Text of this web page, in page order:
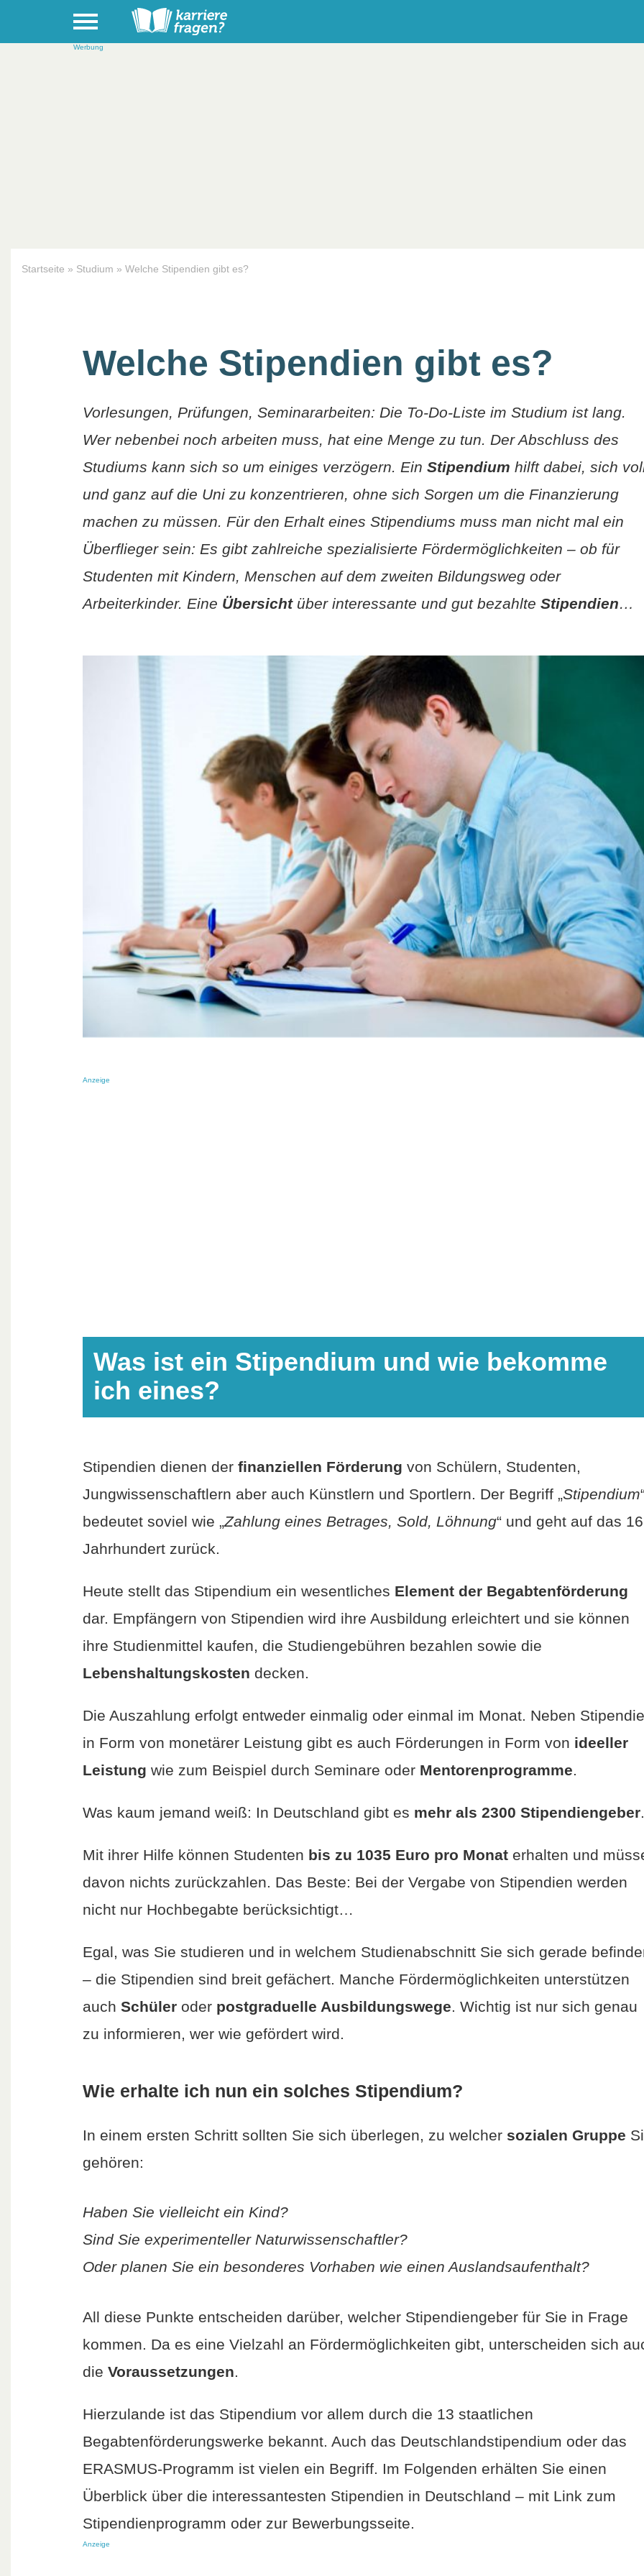
Werbung
Startseite » Studium » Welche Stipendien gibt es?
Welche Stipendien gibt es?
Vorlesungen, Prüfungen, Seminararbeiten: Die To-Do-Liste im Studium ist lang.
Wer nebenbei noch arbeiten muss, hat eine Menge zu tun. Der Abschluss des
Studiums kann sich so um einiges verzögern. Ein Stipendium hilft dabei, sich
und ganz auf die Uni zu konzentrieren, ohne sich Sorgen um die Finanzierung
machen zu müssen. Für den Erhalt eines Stipendiums muss man nicht mal ein
Überflieger sein: Es gibt zahlreiche spezialisierte Fördermöglichkeiten – ob für
Studenten mit Kindern, Menschen auf dem zweiten Bildungsweg oder
Arbeiterkinder. Eine Übersichtüber interessante und gut bezahlte Stipendien…
Anzeige
Was ist ein Stipendium und wie bekomme
ich eines?
Stipendien dienen der finanziellen Förderung von Schülern, Studenten,
Jungwissenschaftlern aber auch Künstlern und Sportlern. Der Begriff „Stipendium
bedeutet soviel wie „Zahlung eines Betrages, Sold, Löhnung“ und geht auf das
Jahrhundert zurück.
Heute stellt das Stipendium ein wesentliches Element der Begabtenförderung
dar. Empfängern von Stipendien wird ihre Ausbildung erleichtert und sie können
ihre Studienmittel kaufen, die Studiengebühren bezahlen sowie die
Lebenshaltungskosten decken.
Die Auszahlung erfolgt entweder einmalig oder einmal im Monat. Neben
in Form von monetärer Leistung gibt es auch Förderungen in Form von ideeller
Leistung wie zum Beispiel durch Seminare oder Mentorenprogramme.
Was kaum jemand weiß: In Deutschland gibt es mehr als 2300 Stipendiengeber.
Mit ihrer Hilfe können Studenten bis zu 1035 Euro pro Monaterhalten und
davon nichts zurückzahlen. Das Beste: Bei der Vergabe von Stipendien werden
nicht nur Hochbegabte berücksichtigt…
Egal, was Sie studieren und in welchem Studienabschnitt Sie sich gerade
– die Stipendien sind breit gefächert. Manche Fördermöglichkeiten unterstützen
auch Schüleroder postgraduelle Ausbildungswege. Wichtig ist nur sich genau
zu informieren, wer wie gefördert wird.
Wie erhalte ich nun ein solches Stipendium?
In einem ersten Schritt sollten Sie sich überlegen, zu welcher sozialen Gruppe
gehören:
Haben Sie vielleicht ein Kind?
Sind Sie experimenteller Naturwissenschaftler?
Oder planen Sie ein besonderes Vorhaben wie einen Auslandsaufenthalt?
All diese Punkte entscheiden darüber, welcher Stipendiengeber für Sie in Frage
kommen. Da es eine Vielzahl an Fördermöglichkeiten gibt, unterscheiden sich
die Voraussetzungen
Hierzulande ist das Stipendium vor allem durch die 13 staatlichen
Begabtenförderungswerke bekannt. Auch das Deutschlandstipendium oder das
ERASMUS-Programm ist vielen ein Begriff. Im Folgenden erhälten Sie einen
Überblick über die interessantesten Stipendien in Deutschland – mit Link zum
Stipendienprogramm oder zur Bewerbungsseite.
Anzeige